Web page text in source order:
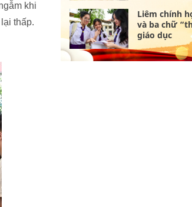
khi
thấp.
Liêm chính
và ba chữ
giáo dục